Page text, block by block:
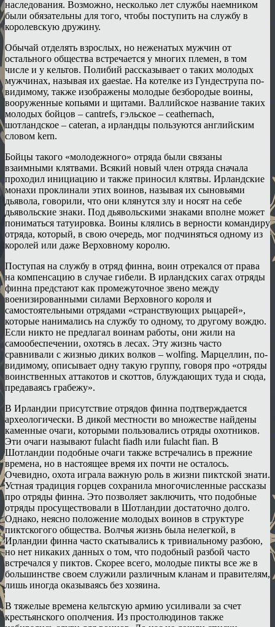
наследования. Возможно, несколько лет службы наемником
были обязательны для того, чтобы поступить на службу в
королевскую дружину.
Обычай отделять взрослых, но неженатых мужчин от
остального общества встречается у многих племен, в том
числе и у кельтов. Полибий рассказывает о таких молодых
мужчинах, называя их gaestae. На котелке из Гундеструпа по-
видимому, также изображены молодые безбородые воины,
вооруженные копьями и щитами. Валлийское название таких
молодых бойцов – cantrefs, гэльское – ceathernach,
шотландское – cateran, а ирландцы пользуются английским
словом kern.
Бойцы такого «молодежного» отряда были связаны
взаимными клятвами. Всякий новый член отряда сначала
проходил инициацию и также приносил клятвы. Ирландские
монахи проклинали этих воинов, называя их сыновьями
дьявола, говорили, что они клянутся злу и носят на себе
дьявольские знаки. Под дьявольскими знаками вполне может
пониматься татуировка. Воины клялись в верности командиру
отряда, который, в свою очередь, мог подчиняться одному из
королей или даже Верховному королю.
Поступая на службу в отряд финна, воин отрекался от права
на компенсацию в случае гибели. В ирландских сагах отряды
финна предстают как промежуточное звено между
военизированными силами Верховного короля и
самостоятельными отрядами «странствующих рыцарей»,
которые нанимались на службу то одному, то другому вождю.
Если никто не предлагал воинам работы, они жили на
самообеспечении, охотясь в лесах. Эту жизнь часто
сравнивали с жизнью диких волков – wolfing. Марцеллин, по-
видимому, описывает одну такую группу, говоря про «отряды
воинственных аттакотов и скоттов, блуждающих туда и сюда,
предаваясь грабежу».
В Ирландии присутствие отрядов финна подтверждается
археологически. В дикой местности во множестве найдены
каменные очаги, которыми пользовались отряды охотников.
Эти очаги называют fulacht fiadh или fulacht fian. В
Шотландии подобные очаги также встречались в прежние
времена, но в настоящее время их почти не осталось.
Очевидно, охота играла важную роль в жизни пиктской знати.
Устная традиция горцев сохранила многочисленные рассказы
про отряды финна. Это позволяет заключить, что подобные
отряды просуществовали в Шотландии достаточно долго.
Однако, неясно положение молодых воинов в структуре
пиктскогого общества. Волчья жизнь была нелегкой, в
Ирландии финна часто скатывались к тривиальному разбою,
но нет никаких данных о том, что подобный разбой часто
встречался у пиктов. Скорее всего, молодые пикты все же в
большинстве своем служили различным кланам и правителям,
лишь иногда оказываясь без хозяина.
В тяжелые времена кельтскую армию усиливали за счет
крестьянского ополчения. Из простолюдинов также